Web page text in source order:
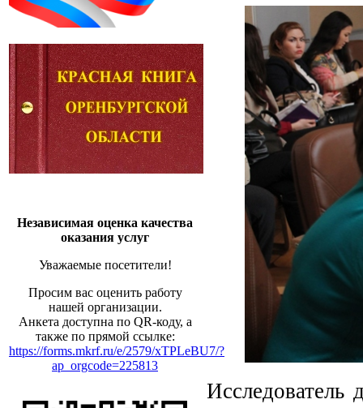
Независимая оценка качества
оказания услуг
Уважаемые посетители!
Просим вас оценить работу
нашей организации.
Анкета доступна по QR-коду, а
также по прямой ссылке:
https://forms.mkrf.ru/e/2579/xTPLeBU7/?
ap_orgcode=225813
Исследователь